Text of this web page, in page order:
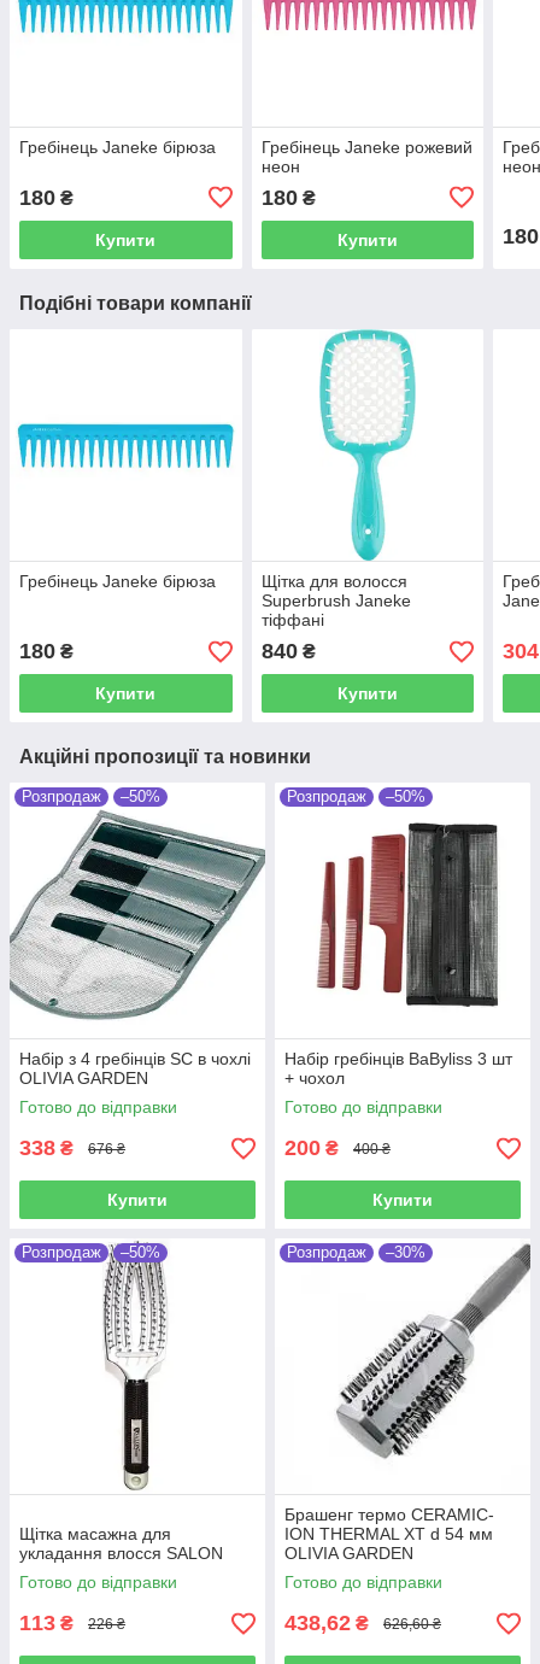
Гребінець Janeke бірюза
180 ₴
Купити
Гребінець Janeke рожевий
неон
180₴
Купити 180
Подібні товари компанії
Гребінець Janeke бірюза
180 ₴
Купити
Щітка для волосся
Superbrush Janeke
тіффані
840₴
Купити
Акційні пропозиції та новинки
Розпродаж –50%
Набір з 4 гребінців SC в чохлі
OLIVIA GARDEN
Готово до відправки
338 ₴ 676 ₴
Купити
Розпродаж –50%
Набір гребінців BaByliss 3 шт
+ чохол
Готово до відправки
200 ₴ 400 ₴
Купити
Розпродаж –50%
Щітка масажна для
укладання влосся SALON
Готово до відправки
113 ₴ 226 ₴
Розпродаж –30%
Брашенг термо CERAMIC-
ION THERMAL XT d 54 мм
OLIVIA GARDEN
Готово до відправки
438,62 ₴ 626,60 ₴